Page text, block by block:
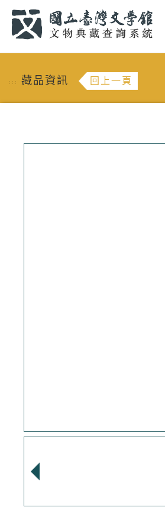
::: 藏品資訊 回上一頁